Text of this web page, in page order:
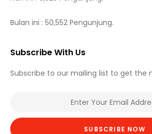
Bulan ini : 50,552 Pengunjung.
Subscribe With Us
Subscribe to our mailing list to get the
SUBSCRIBE NOW